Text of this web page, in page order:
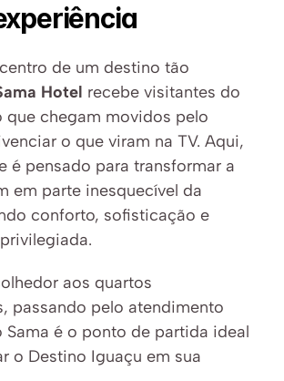
de um destino tão
Hotel recebe visitantes do
que chegam movidos pelo
o que viram na TV. Aqui,
é pensado para transformar a
em parte inesquecível da
conforto, sofisticação e
aos quartos
passando pelo atendimento
Sama é o ponto de partida ideal
o Destino Iguaçu em sua